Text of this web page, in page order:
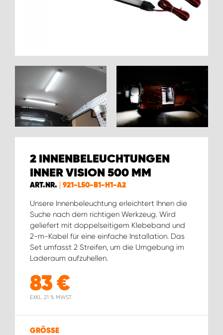
2 INNENBELEUCHTUNGEN
INNER VISION 500 MM
ART.NR. 921-L50-B1-H1-A2
Unsere Innenbeleuchtung erleichtert Ihnen die
Suche nach dem richtigen Werkzeug. Wird
geliefert mit doppelseitigem Klebeband und
2-m-Kabel für eine einfache Installation. Das
Set umfasst 2 Streifen, um die Umgebung im
Laderaum aufzuhellen.
83 €
EXKL. 21 % MWST.
GRÖSSE
WORK SYSTEM WORK SYSTEM BRÜGGE